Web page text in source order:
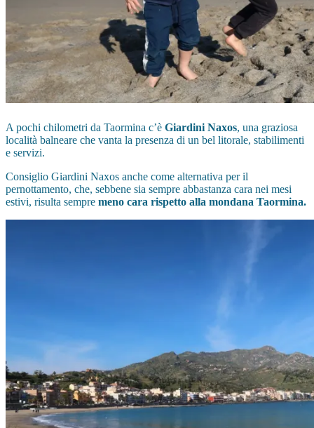
A pochi chilometri da Taormina c’è Giardini Naxos, una graziosa
località balneare che vanta la presenza di un bel litorale, stabilimenti
e servizi.
Consiglio Giardini Naxos anche come alternativa per il
pernottamento, che, sebbene sia sempre abbastanza cara nei mesi
estivi, risulta sempre meno cara rispetto alla mondana Taormina.